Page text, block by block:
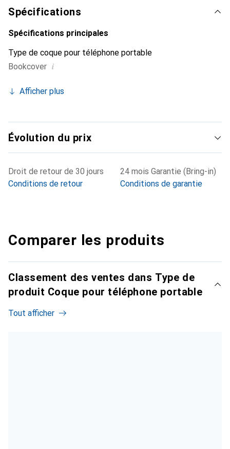
choix fiable pour une clientèle exigeante.
Spécifications
Spécifications principales
Type de coque pour téléphone portable
Bookcover i
Afficher plus
Évolution du prix
Droit de retour de 30 jours
Conditions de retour
24 mois Garantie (Bring-in)
Conditions de garantie
Comparer les produits
Classement des ventes dans Type de
produit Coque pour téléphone portable
Tout afficher